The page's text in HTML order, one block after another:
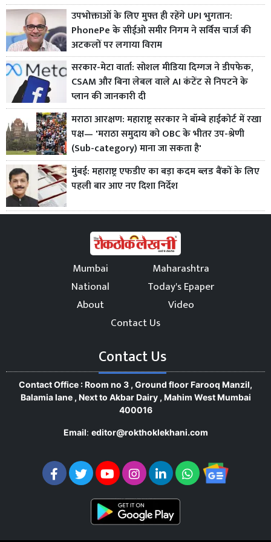
उपभोक्ताओं के लिए मुफ्त ही रहेंगे UPI भुगतान:
PhonePe के सीईओ समीर निगम ने सर्विस चार्ज की
अटकलों पर लगाया विराम
सरकार-मेटा वार्ता: सोशल मीडिया दिग्गज ने डीपफेक,
CSAM और बिना लेबल वाले AI कंटेंट से निपटने के
प्लान की जानकारी दी
मराठा आरक्षण: महाराष्ट्र सरकार ने बॉम्बे हाईकोर्ट में रखा
पक्ष— 'मराठा समुदाय को OBC के भीतर उप-श्रेणी
(Sub-category) माना जा सकता है'
मुंबई: महाराष्ट्र एफडीए का बड़ा कदम ब्लड बैंकों के लिए
पहली बार आए नए दिशा निर्देश
Mumbai
Maharashtra
National
Today's Epaper
About
Video
Contact Us
Contact Us
Contact Office : Room no 3 , Ground floor Farooq Manzil,
Balamia lane , Next to Akbar Dairy , Mahim West Mumbai
400016
Email: editor@rokthoklekhani.com